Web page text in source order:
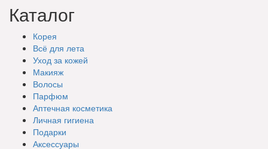
Каталог
Корея
Всё для лета
Уход за кожей
Макияж
Волосы
Парфюм
Аптечная косметика
Личная гигиена
Подарки
Аксессуары